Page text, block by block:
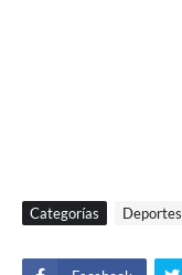
Categorías Deportes